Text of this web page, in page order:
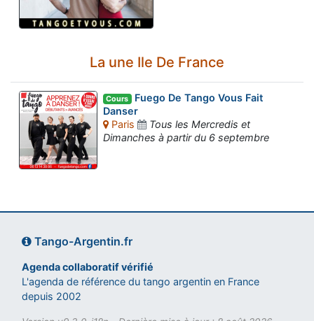
La une Ile De France
Cours Fuego De Tango Vous Fait
Danser
Paris
Tous les Mercredis et
Dimanches à partir du 6 septembre
Tango-Argentin.fr
Agenda collaboratif vérifié
L'agenda de référence du tango argentin en France
depuis 2002